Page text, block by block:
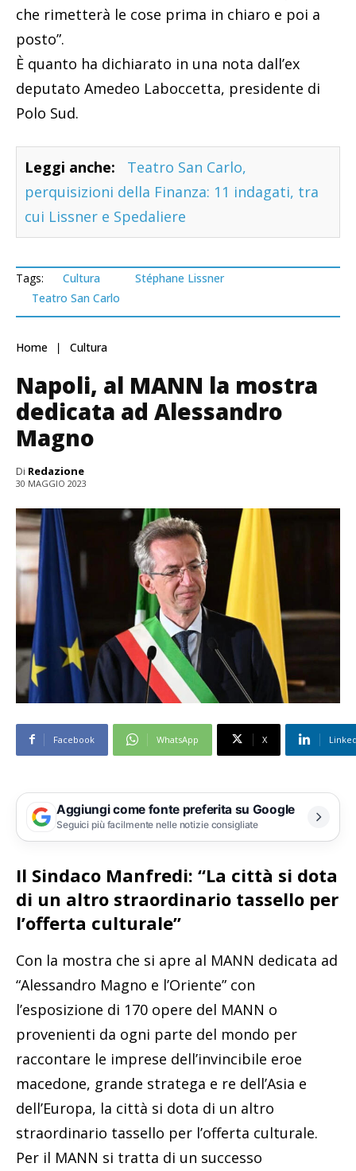
che rimetterà le cose prima in chiaro e poi a
posto”.
È quanto ha dichiarato in una nota dall’ex
deputato Amedeo Laboccetta, presidente di
Polo Sud.
Leggi anche:
Teatro San Carlo,
perquisizioni della Finanza: 11 indagati, tra
cui Lissner e Spedaliere
Tags: Cultura
Stéphane Lissner
Teatro San Carlo
Home Cultura
Napoli, al MANN la mostra
dedicata ad Alessandro
Magno
Di Redazione
30 MAGGIO 2023
Facebook WhatsApp X
Aggiungi come fonte preferita su Google
Seguici più facilmente nelle notizie consigliate
Il Sindaco Manfredi: “La città si dota
di un altro straordinario tassello per
l’offerta culturale”
Con la mostra che si apre al MANN dedicata ad
“Alessandro Magno e l’Oriente” con
l’esposizione di 170 opere del MANN o
provenienti da ogni parte del mondo per
raccontare le imprese dell’invincibile eroe
macedone, grande stratega e re dell’Asia e
dell’Europa, la città si dota di un altro
straordinario tassello per l’offerta culturale.
Per il MANN si tratta di un successo